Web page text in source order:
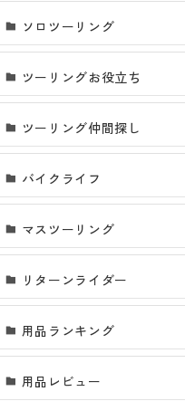
ソロツーリング
ツーリングお役立ち
ツーリング仲間探し
バイクライフ
マスツーリング
リターンライダー
用品ランキング
用品レビュー